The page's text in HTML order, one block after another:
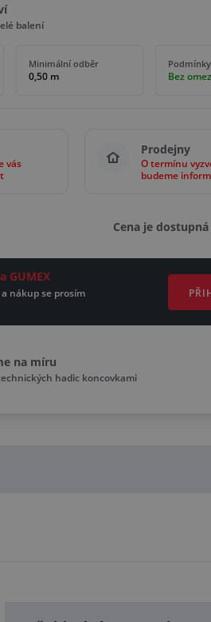
balení
Minimální odběr
0,50 m
Podmínky
Bez
vás
Prodejny
O termínu
budeme
Cena je
GUMEX
nákup se prosím
na míru
hadic koncovkami